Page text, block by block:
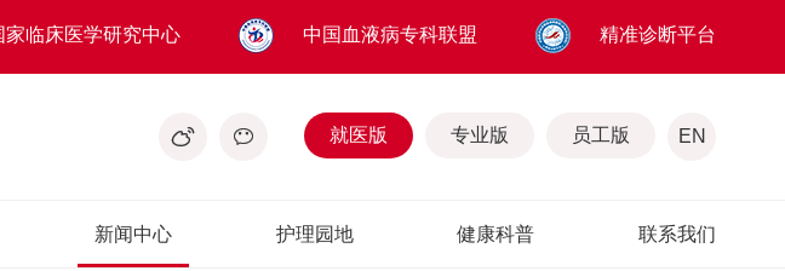
家临床医学研究中心 中国血液病专科联盟 精准诊断平台
就医版 专业版 员工版 EN
新闻中心 护理园地 健康科普 联系我们